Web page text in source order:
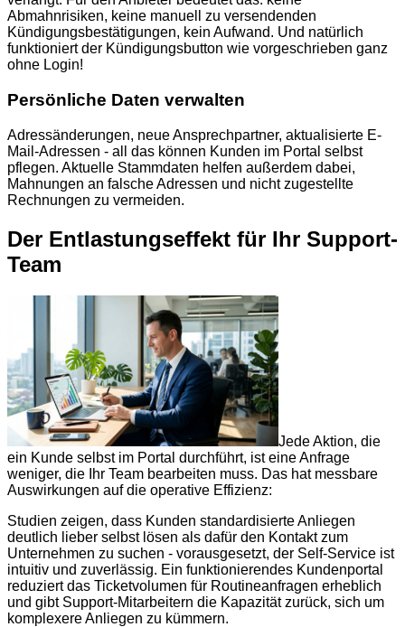
Abmahnrisiken, keine manuell zu versendenden
Kündigungsbestätigungen, kein Aufwand. Und natürlich
funktioniert der Kündigungsbutton wie vorgeschrieben ganz
ohne Login!
Persönliche Daten verwalten
Adressänderungen, neue Ansprechpartner, aktualisierte E-
Mail-Adressen - all das können Kunden im Portal selbst
pflegen. Aktuelle Stammdaten helfen außerdem dabei,
Mahnungen an falsche Adressen und nicht zugestellte
Rechnungen zu vermeiden.
Der Entlastungseffekt für Ihr Support-
Team
Jede Aktion, die
ein Kunde selbst im Portal durchführt, ist eine Anfrage
weniger, die Ihr Team bearbeiten muss. Das hat messbare
Auswirkungen auf die operative Effizienz:
Studien zeigen, dass Kunden standardisierte Anliegen
deutlich lieber selbst lösen als dafür den Kontakt zum
Unternehmen zu suchen - vorausgesetzt, der Self-Service ist
intuitiv und zuverlässig. Ein funktionierendes Kundenportal
reduziert das Ticketvolumen für Routineanfragen erheblich
und gibt Support-Mitarbeitern die Kapazität zurück, sich um
komplexere Anliegen zu kümmern.